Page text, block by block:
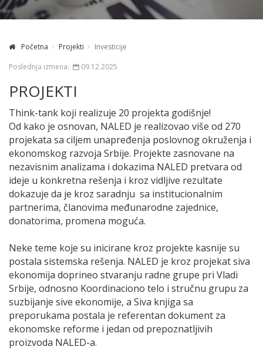
Početna Projekti
Investicije
Poslednja izmena:
09.12.2025
PROJEKTI
Think-tank koji realizuje 20 projekta godišnje!
Od kako je osnovan, NALED je realizovao više od 270
projekata sa ciljem unapređenja poslovnog okruženja i
ekonomskog razvoja Srbije. Projekte zasnovane na
nezavisnim analizama i dokazima NALED pretvara od
ideje u konkretna rešenja i kroz vidljive rezultate
dokazuje da je kroz saradnju sa institucionalnim
partnerima, članovima međunarodne zajednice,
donatorima, promena moguća.
Neke teme koje su inicirane kroz projekte kasnije su
postala sistemska rešenja. NALED je kroz projekat siva
ekonomija doprineo stvaranju radne grupe pri Vladi
Srbije, odnosno Koordinaciono telo i stručnu grupu za
suzbijanje sive ekonomije, a Siva knjiga sa
preporukama postala je referentan dokument za
ekonomske reforme i jedan od prepoznatljivih
proizvoda NALED-a.